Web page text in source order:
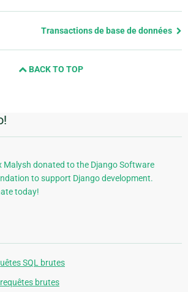
Transactions de base de données
BACK TO TOP
Malysh donated to the Django Software
to support Django development.
today!
SQL brutes
brutes